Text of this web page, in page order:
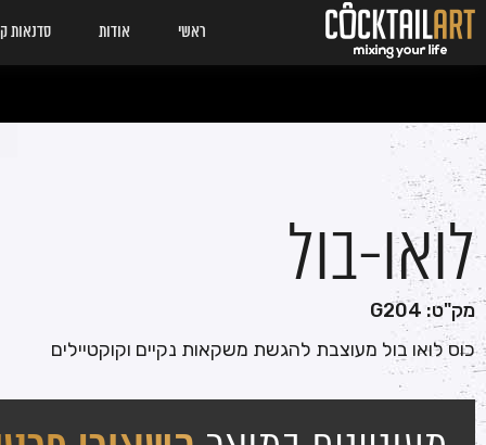
ראשי אודות סדנאות
לואו-בול
מק"ט: G204
כוס לואו בול מעוצבת להגשת משקאות נקיים וקוקטיילים